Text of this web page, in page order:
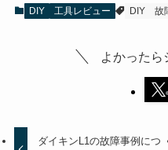
DIY 工具レビュー DIY 故
よかったら
ダイキンL1の故障事例につ